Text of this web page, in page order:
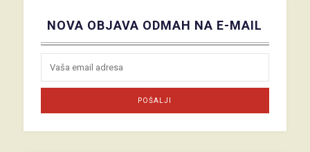
NOVA OBJAVA ODMAH NA E-MAIL